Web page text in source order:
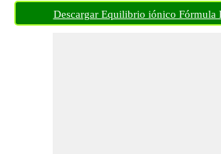
Descargar Equilibrio iónico Fórmula